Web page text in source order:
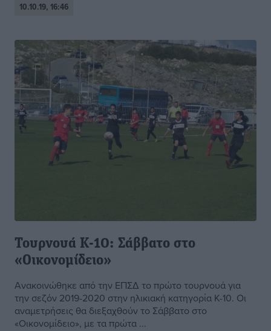
10.10.19, 16:46
Τουρνουά Κ-10: Σάββατο στο
«Οικονομίδειο»
Ανακοινώθηκε από την ΕΠΣΔ το πρώτο τουρνουά για
την σεζόν 2019-2020 στην ηλικιακή κατηγορία Κ-10. Οι
αναμετρήσεις θα διεξαχθούν το Σάββατο στο
«Οικονομίδειο», με τα πρώτα ...